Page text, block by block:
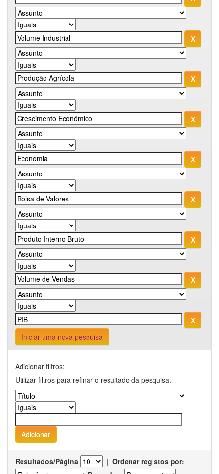
Iniciar uma nova pesquisa
Adicionar filtros:
Utilizar filtros para refinar o resultado da pesquisa.
Resultados/Página | Ordenar registos por: